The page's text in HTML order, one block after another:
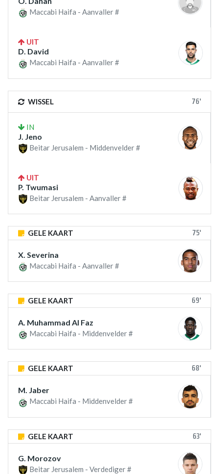
Maccabi Haifa - Aanvaller #
UIT
D. David
Maccabi Haifa - Aanvaller #
WISSEL 76'
IN
J. Jeno
Beitar Jerusalem - Middenvelder #
UIT
P. Twumasi
Beitar Jerusalem - Aanvaller #
GELE KAART 75'
X. Severina
Maccabi Haifa - Aanvaller #
GELE KAART 69'
A. Muhammad Al Faz
Maccabi Haifa - Middenvelder #
GELE KAART 68'
M. Jaber
Maccabi Haifa - Middenvelder #
GELE KAART 63'
G. Morozov
Beitar Jerusalem - Verdediger #